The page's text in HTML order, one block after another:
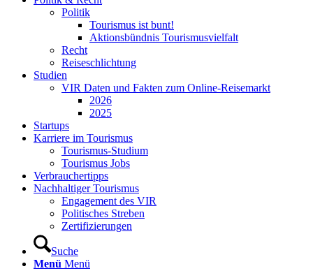
Politik
Tourismus ist bunt!
Aktionsbündnis Tourismusvielfalt
Recht
Reiseschlichtung
Studien
VIR Daten und Fakten zum Online-Reisemarkt
2026
2025
Startups
Karriere im Tourismus
Tourismus-Studium
Tourismus Jobs
Verbrauchertipps
Nachhaltiger Tourismus
Engagement des VIR
Politisches Streben
Zertifizierungen
Suche
Menü Menü